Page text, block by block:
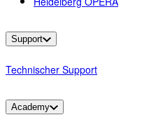
Support
Technischer Support
Academy